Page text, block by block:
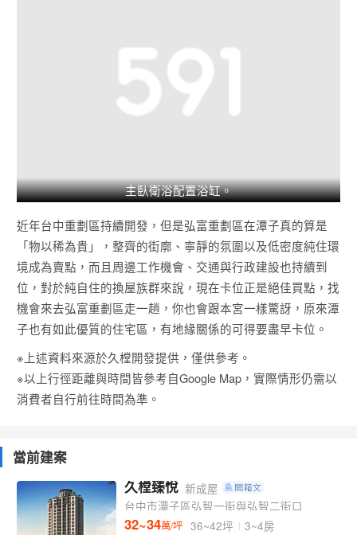
主臥衛浴配置浴缸。
近年台中重劃區持續開發，但是弘富重劃區在潭子真的算是
「物以稀為貴」，整齊的街廓、寧靜的氛圍以及低密度純住環
境成為賣點，而且周邊工作機會、交通與行政建設也持續到
位，對於純自住的換屋族群來說，現在卡位正是絕佳買點，找
機會來去弘富重劃區走一趟，你也會跟本宮一樣驚訝，原來潭
子也有如此優質的住宅區，有地緣關係的可得要盡早卡位。
※上述資料來源於久樘開發提供，僅供參考。
※以上行徑距離與時間皆參考自Google Map，實際情形仍需以
消費者自行前往時間為準。
當前建案
久樘臻悅 新成屋
台中市潭子區弘智一街與弘智二街口
32~34萬/坪 36~42坪 3~4房